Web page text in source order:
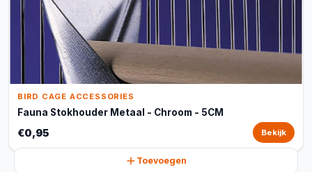
BIRD CAGE ACCESSORIES
Fauna Stokhouder Metaal - Chroom - 5CM
€0,95 Bekijk
Toevoegen